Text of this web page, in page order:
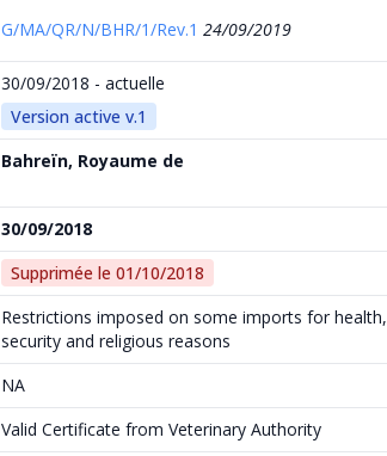
G/MA/QR/N/BHR/1/Rev.1 24/09/2019
30/09/2018 - actuelle
Version active v.1
Bahreïn, Royaume de
30/09/2018
Supprimée le 01/10/2018
Restrictions imposed on some imports for health,
security and religious reasons
NA
Valid Certificate from Veterinary Authority